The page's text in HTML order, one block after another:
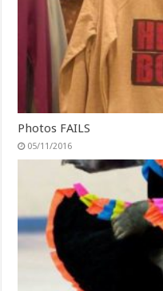
Photos FAILS
05/11/2016